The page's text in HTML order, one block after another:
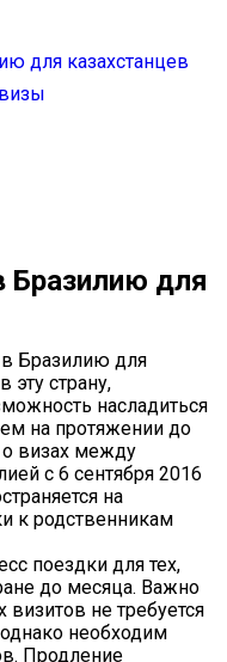
для казахстанцев
Бразилию для
Бразилию для
эту страну,
насладиться
на протяжении до
о визах между
с 6 сентября 2016
на
к родственникам
поездки для тех,
до месяца. Важно
визитов не требуется
необходим
Продление